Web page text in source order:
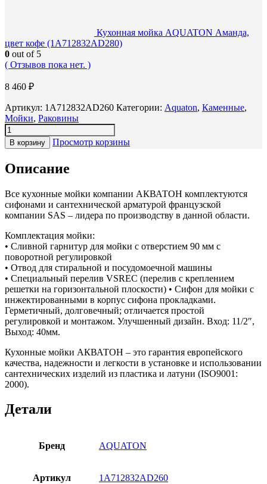
Кухонная мойка AQUATON Аманда,
цвет кофе (1A712832AD280)
0 out of 5
( Отзывов пока нет. )
8 460 ₽
Артикул: 1A712832AD260 Категории: Aquaton, Каменные,
Мойки, Раковины
В корзину Просмотр корзины
Описание
Все кухонные мойки компании АКВАТОН комплектуются
сифонами и сантехнической арматурой французской
компании SAS – лидера по производству в данной области.
Комплектация мойки:
• Сливной гарнитур для мойки с отверстием 90 мм с
поворотной регулировкой
• Отвод для стиральной и посудомоечной машины
• Специальный перелив VSREC (перелив с креплением
решетки на горизонтальной плоскости) • Сифон для мойки с
инжектированными в корпус сифона прокладками.
Герметичный, долговечный; отличается простой
регулировкой и монтажом. Улучшенный дизайн. Вход: 11/2″,
Выход: 40мм.
Кухонные мойки АКВАТОН – это гарантия европейского
качества, надежности и легкости в установке и использовании
сантехнических изделий из пластика и латуни (ISO9001:
2000).
Детали
Бренд AQUATON
Артикул 1A712832AD260